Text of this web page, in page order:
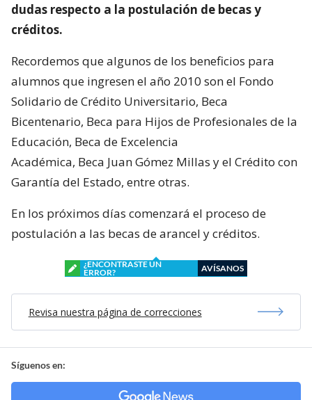
dudas respecto a la postulación de becas y
créditos.
Recordemos que algunos de los beneficios para
alumnos que ingresen el año 2010 son el Fondo
Solidario de Crédito Universitario, Beca
Bicentenario, Beca para Hijos de Profesionales de la
Educación, Beca de Excelencia
Académica, Beca Juan Gómez Millas y el Crédito con
Garantía del Estado, entre otras.
En los próximos días comenzará el proceso de
postulación a las becas de arancel y créditos.
¿ENCONTRASTE UN
ERROR?
AVÍSANOS
Revisa nuestra página de correcciones
Síguenos en: